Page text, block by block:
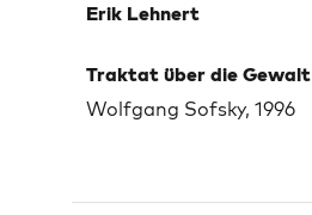
Erik Lehnert
Traktat über die Gewalt
Wolfgang Sofsky, 1996